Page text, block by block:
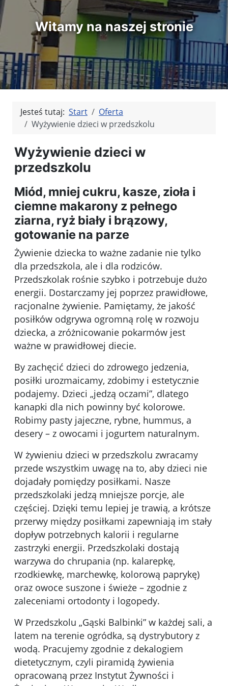
Witamy na naszej stronie
Jesteś tutaj: Start
Oferta
Wyżywienie dzieci w przedszkolu
Wyżywienie dzieci w
przedszkolu
Miód, mniej cukru, kasze, zioła i
ciemne makarony z pełnego
ziarna, ryż biały i brązowy,
gotowanie na parze
Żywienie dziecka to ważne zadanie nie tylko
dla przedszkola, ale i dla rodziców.
Przedszkolak rośnie szybko i potrzebuje dużo
energii. Dostarczamy jej poprzez prawidłowe,
racjonalne żywienie. Pamiętamy, że jakość
posiłków odgrywa ogromną rolę w rozwoju
dziecka, a zróżnicowanie pokarmów jest
ważne w prawidłowej diecie.
By zachęcić dzieci do zdrowego jedzenia,
posiłki urozmaicamy, zdobimy i estetycznie
podajemy. Dzieci „jedzą oczami”, dlatego
kanapki dla nich powinny być kolorowe.
Robimy pasty jajeczne, rybne, hummus, a
desery – z owocami i jogurtem naturalnym.
W żywieniu dzieci w przedszkolu zwracamy
przede wszystkim uwagę na to, aby dzieci nie
dojadały pomiędzy posiłkami. Nasze
przedszkolaki jedzą mniejsze porcje, ale
częściej. Dzięki temu lepiej je trawią, a krótsze
przerwy między posiłkami zapewniają im stały
dopływ potrzebnych kalorii i regularne
zastrzyki energii. Przedszkolaki dostają
warzywa do chrupania (np. kalarepkę,
rzodkiewkę, marchewkę, kolorową paprykę)
oraz owoce suszone i świeże – zgodnie z
zaleceniami ortodonty i logopedy.
W Przedszkolu „Gąski Balbinki” w każdej sali, a
latem na terenie ogródka, są dystrybutory z
wodą. Pracujemy zgodnie z dekalogiem
dietetycznym, czyli piramidą żywienia
opracowaną przez Instytut Żywności i